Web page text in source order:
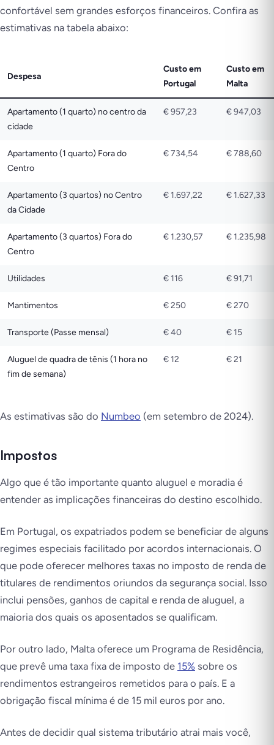
confortável sem grandes esforços financeiros. Confira as
estimativas na tabela abaixo:
Despesa
Custo em
Portugal
Custo em
Malta
Apartamento (1 quarto) no centro da
cidade
€ 957,23 € 947,03
Apartamento (1 quarto) Fora do
Centro
€ 734,54 € 788,60
Apartamento (3 quartos) no Centro
da Cidade
€ 1.697,22 € 1.627,33
Apartamento (3 quartos) Fora do
Centro
€ 1.230,57 € 1.235,98
Utilidades € 116 € 91,71
Mantimentos € 250 € 270
Transporte (Passe mensal) € 40 € 15
Aluguel de quadra de tênis (1 hora no
fim de semana)
€ 12 € 21
As estimativas são do Numbeo (em setembro de 2024).
Impostos
Algo que é tão importante quanto aluguel e moradia é
entender as implicações financeiras do destino escolhido.
Em Portugal, os expatriados podem se beneficiar de alguns
regimes especiais facilitado por acordos internacionais. O
que pode oferecer melhores taxas no imposto de renda de
titulares de rendimentos oriundos da segurança social. Isso
inclui pensões, ganhos de capital e renda de aluguel, a
maioria dos quais os aposentados se qualificam.
Por outro lado, Malta oferece um Programa de Residência,
que prevê uma taxa fixa de imposto de 15% sobre os
rendimentos estrangeiros remetidos para o país. E a
obrigação fiscal mínima é de 15 mil euros por ano.
Antes de decidir qual sistema tributário atrai mais você,